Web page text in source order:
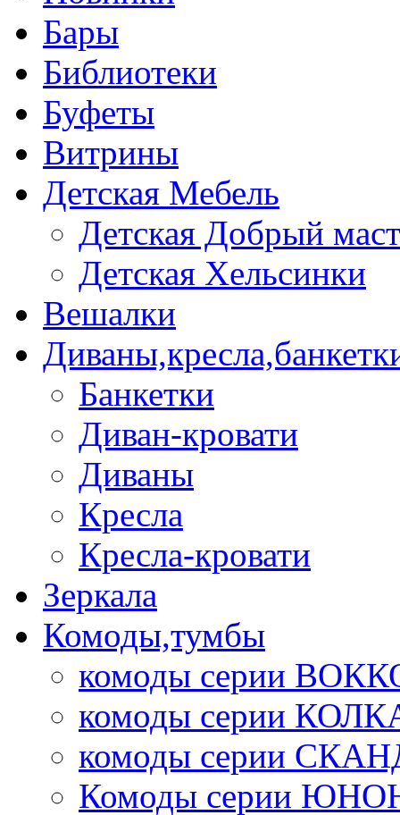
Бары
Библиотеки
Буфеты
Витрины
Детская Мебель
Детская Добрый
Детская Хельсинки
Вешалки
Банкетки
Диван-кровати
Диваны
Кресла
Кресла-кровати
Зеркала
Комоды,тумбы
комоды серии
комоды серии
комоды серии
Комоды серии